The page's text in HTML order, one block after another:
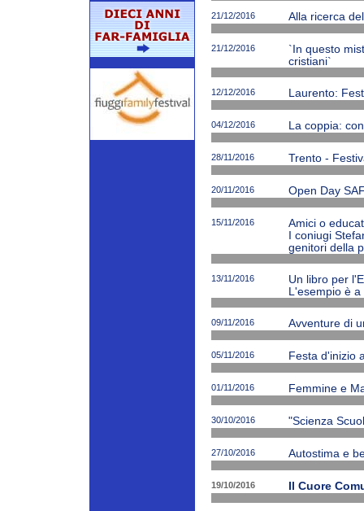
21/12/2016 Alla ricerca
21/12/2016
`In questo
cristiani`
12/12/2016 Laurento:
04/12/2016 La coppia:
28/11/2016 Trento -
20/11/2016 Open Day
15/11/2016
Amici o
I coniugi
genitori della
13/11/2016
Un libro per
L'esempio è a
09/11/2016 Avventure di
05/11/2016 Festa d'inizio
01/11/2016 Femmine e
30/10/2016 "Scienza
27/10/2016 Autostima e
19/10/2016 Il Cuore